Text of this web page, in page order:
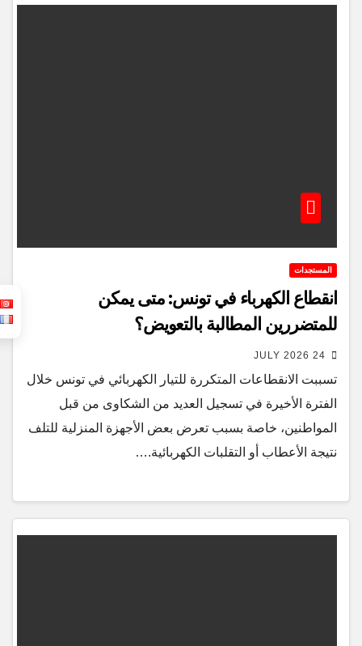
المستجدات
انقطاع الكهرباء في تونس: متى يمكن
للمتضررين المطالبة بالتعويض؟
24 JULY 2026
تسببت الانقطاعات المتكررة للتيار الكهربائي في تونس خلال
الفترة الأخيرة في تسجيل العديد من الشكاوى من قبل
المواطنين، خاصة بسبب تعرض بعض الأجهزة المنزلية للتلف
نتيجة الأعطاب أو التقلبات الكهربائية.…